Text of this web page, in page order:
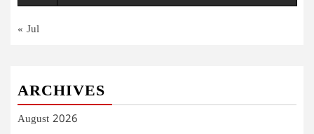
« Jul
ARCHIVES
August 2026